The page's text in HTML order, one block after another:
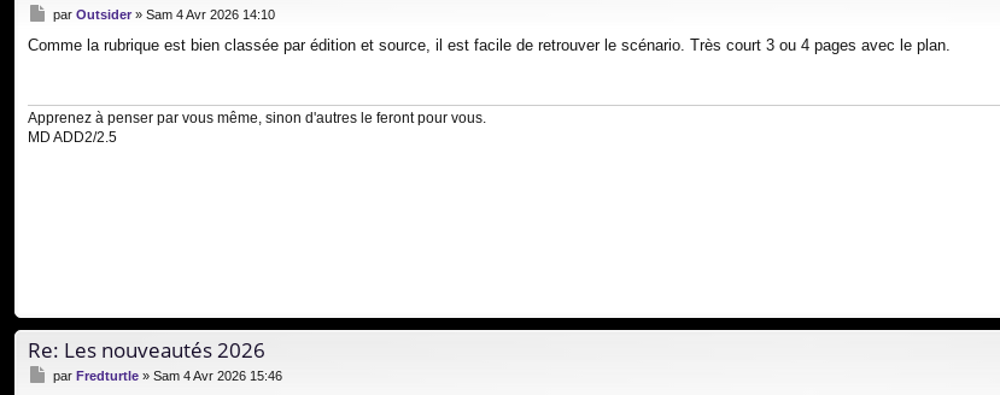
M
s
g
e
par Outsider» Sam 4 Avr 2026 14:10
Comme la rubrique est bien classée par édition et source, il est facile de retrouver le scénario. Très court 3 ou 4 pages avec le plan.
Apprenez à penser par vous même, sinon d'autres le feront pour vous.
MD ADD2/2.5
Re: Les nouveautés 2026
M
par Fredturtle » Sam 4 Avr 2026 15:46